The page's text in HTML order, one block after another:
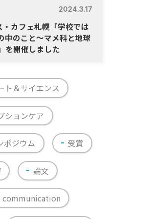
2024.3.17
カフェ札幌「学校では
中のこと～マメ科と地球
を開催しました
ト＆サイエンス
ションケア
ポジウム 受賞
論文